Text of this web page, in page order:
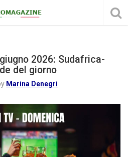
2026: Sudafrica-
del giorno
Marina Denegri